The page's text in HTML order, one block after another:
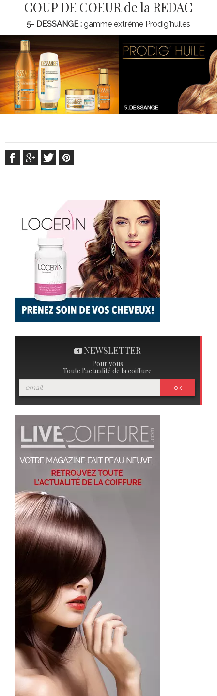
COUP DE COEUR de la REDAC
5- DESSANGE : gamme extrême Prodig'huiles
NEWSLETTER
Pour vous
Toute l'actualité de la coiffure
ok